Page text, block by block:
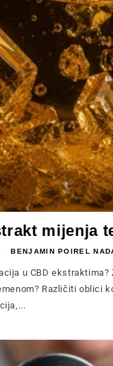
mijenja
BENJAMIN POIREL
u CBD
Različiti oblici